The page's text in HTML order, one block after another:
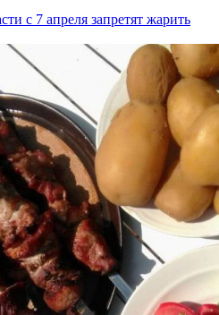
с 7 апреля запретят жарить